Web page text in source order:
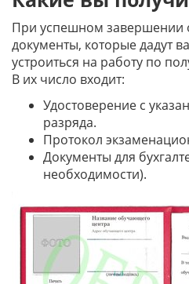
При успешном завершении
документы, которые дадут
устроиться на работу по
В их число входит:
Удостоверение с
разряда.
Протокол
Документы для
необходимости).